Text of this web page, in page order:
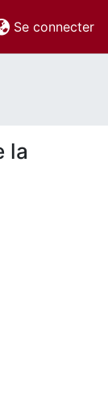
Se connecter
la